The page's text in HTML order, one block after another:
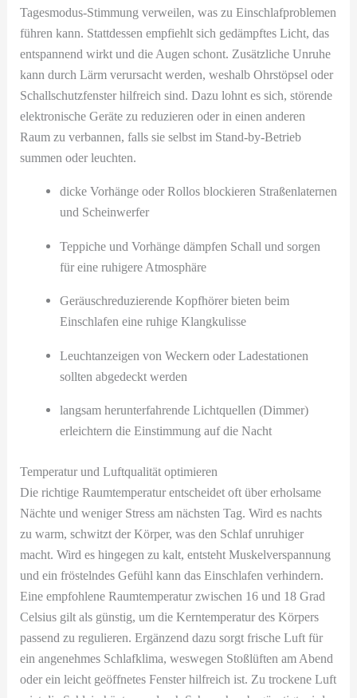
Tagesmodus-Stimmung verweilen, was zu Einschlafproblemen
führen kann. Stattdessen empfiehlt sich gedämpftes Licht, das
entspannend wirkt und die Augen schont. Zusätzliche Unruhe
kann durch Lärm verursacht werden, weshalb Ohrstöpsel oder
Schallschutzfenster hilfreich sind. Dazu lohnt es sich, störende
elektronische Geräte zu reduzieren oder in einen anderen
Raum zu verbannen, falls sie selbst im Stand-by-Betrieb
summen oder leuchten.
dicke Vorhänge oder Rollos blockieren Straßenlaternen
und Scheinwerfer
Teppiche und Vorhänge dämpfen Schall und sorgen
für eine ruhigere Atmosphäre
Geräuschreduzierende Kopfhörer bieten beim
Einschlafen eine ruhige Klangkulisse
Leuchtanzeigen von Weckern oder Ladestationen
sollten abgedeckt werden
langsam herunterfahrende Lichtquellen (Dimmer)
erleichtern die Einstimmung auf die Nacht
Temperatur und Luftqualität optimieren
Die richtige Raumtemperatur entscheidet oft über erholsame
Nächte und weniger Stress am nächsten Tag. Wird es nachts
zu warm, schwitzt der Körper, was den Schlaf unruhiger
macht. Wird es hingegen zu kalt, entsteht Muskelverspannung
und ein fröstelndes Gefühl kann das Einschlafen verhindern.
Eine empfohlene Raumtemperatur zwischen 16 und 18 Grad
Celsius gilt als günstig, um die Kerntemperatur des Körpers
passend zu regulieren. Ergänzend dazu sorgt frische Luft für
ein angenehmes Schlafklima, weswegen Stoßlüften am Abend
oder ein leicht geöffnetes Fenster hilfreich ist. Zu trockene Luft